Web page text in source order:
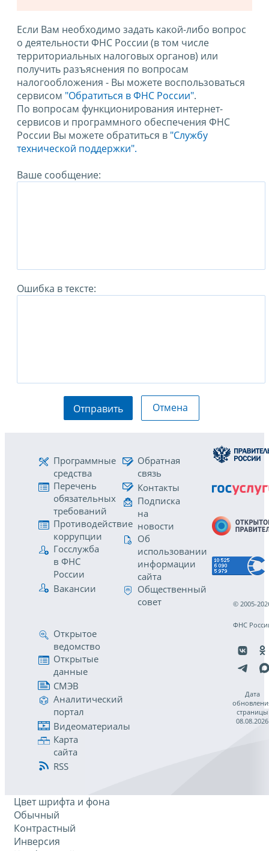
Если Вам необходимо задать какой-либо вопрос
о деятельности ФНС России (в том числе
территориальных налоговых органов) или
получить разъяснения по вопросам
налогообложения - Вы можете воспользоваться
сервисом "Обратиться в ФНС России".
По вопросам функционирования интернет-
сервисов и программного обеспечения ФНС
России Вы можете обратиться в "Службу
технической поддержки".
Ваше сообщение:
Ошибка в тексте:
Отправить Отмена
Программные
средства
Перечень
обязательных
требований
Противодействие
коррупции
Госслужба
в ФНС
России
Вакансии
Обратная
связь
Контакты
Подписка
на
новости
Об
использовании
информации
сайта
Общественный
совет
Открытое
ведомство
Открытые
данные
СМЭВ
Аналитический
портал
Видеоматериалы
Карта
сайта
RSS
© 2005-
ФНС
Дата
страницы
08.08.2026
Цвет шрифта и фона
Обычный
Контрастный
Инверсия